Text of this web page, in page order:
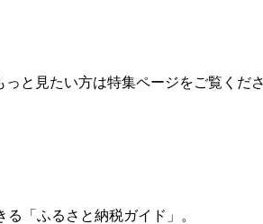
と見たい方は特集ページをご覧くださ
「ふるさと納税ガイド」。